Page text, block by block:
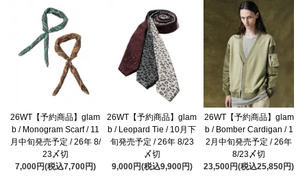
26WT【予約商品】glam
b / Monogram Scarf / 11
月中旬発売予定 / 26年 8/
23〆切
7,000円(税込7,700円)
26WT【予約商品】glam
b / Leopard Tie / 10月下
旬発売予定 / 26年 8/23
〆切
9,000円(税込9,900円)
26WT【予約商品】glam
b / Bomber Cardigan / 1
2月中旬発売予定 / 26年
8/23〆切
23,500円(税込25,850円)